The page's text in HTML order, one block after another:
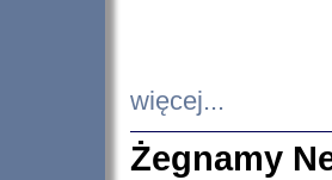
więcej...
Żegnamy